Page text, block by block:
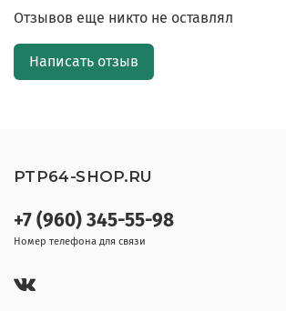
Отзывов еще никто не оставлял
Написать отзыв
+7 (960) 345-55-98
Номер телефона для связи
PTP64-SHOP.RU